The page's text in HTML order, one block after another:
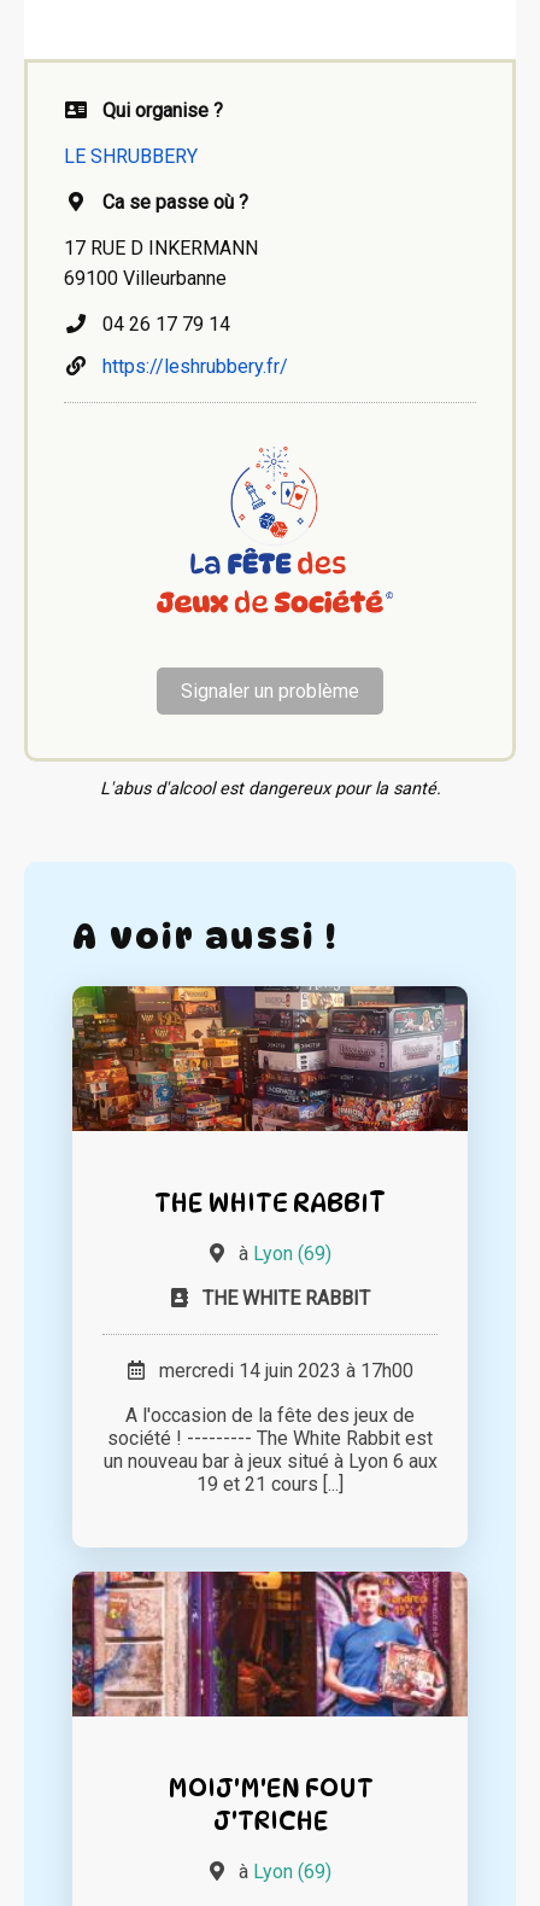
Qui organise ?
LE SHRUBBERY
Ca se passe où ?
17 RUE D INKERMANN
69100 Villeurbanne
04 26 17 79 14
https://leshrubbery.fr/
Signaler un problème
L'abus d'alcool est dangereux pour la santé.
A voir aussi !
THE WHITE RABBIT
à Lyon (69)
THE WHITE RABBIT
mercredi 14 juin 2023 à 17h00
A l'occasion de la fête des jeux de
société ! --------- The White Rabbit est
un nouveau bar à jeux situé à Lyon 6 aux
19 et 21 cours [...]
MOIJ'M'EN FOUT
J'TRICHE
à Lyon (69)